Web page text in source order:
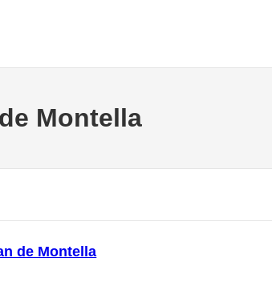
Montella
de Montella